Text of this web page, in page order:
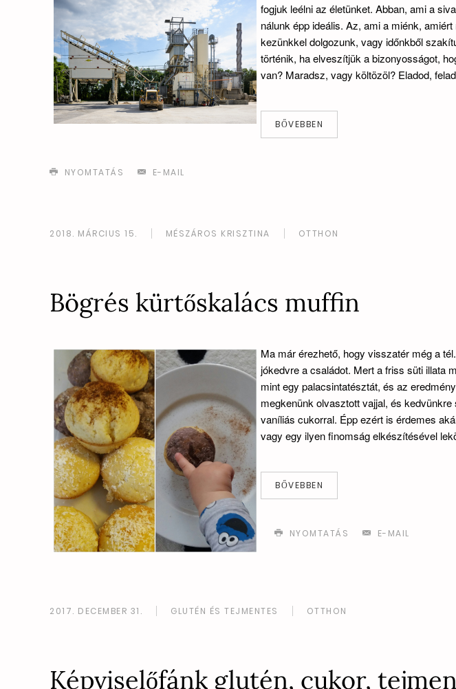
fogjuk leélni az életünket. Abban, ami a
nálunk épp ideális. Az, ami a miénk,
kezünkkel dolgozunk, vagy időnkből
történik, ha elveszítjük a bizonyosságot,
van? Maradsz, vagy költözöl? Eladod,
BŐVEBBEN
NYOMTATÁS E-MAIL
2018. MÁRCIUS 15. MÉSZÁROS KRISZTINA OTTHON
Bögrés kürtőskalács muffin
Ma már érezhető, hogy visszatér még a
jókedvre a családot. Mert a friss süti illata
mint egy palacsintatésztát, és az
megkenünk olvasztott vajjal, és
vaníliás cukorral. Épp ezért is érdemes
vagy egy ilyen finomság elkészítésével
BŐVEBBEN
NYOMTATÁS E-MAIL
2017. DECEMBER 31. GLUTÉN ÉS TEJMENTES OTTHON
Képviselőfánk glutén, cukor,